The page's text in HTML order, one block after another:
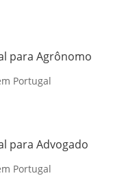
para Agrônomo
Portugal
para Advogado
Portugal